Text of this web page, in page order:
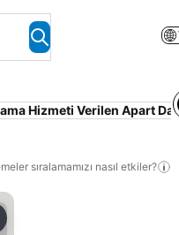
Hizmeti Verilen Apart
sıralamamızı nasıl etkiler?
ekle